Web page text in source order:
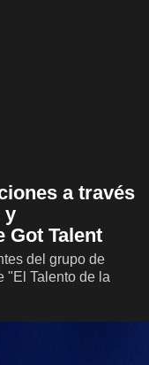
a través
y
Got Talent
del grupo de
"El Talento de la